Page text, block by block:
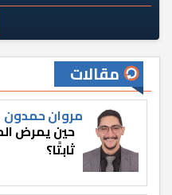
مقالات
مروان حمدون
حين يمرض
ثابتًا؟